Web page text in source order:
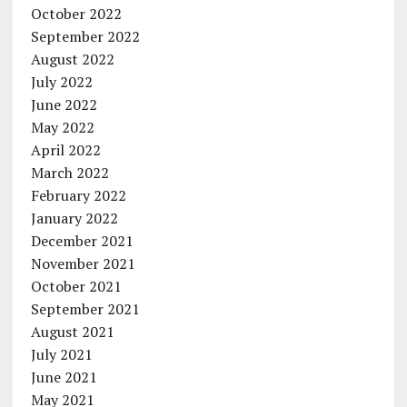
October 2022
September 2022
August 2022
July 2022
June 2022
May 2022
April 2022
March 2022
February 2022
January 2022
December 2021
November 2021
October 2021
September 2021
August 2021
July 2021
June 2021
May 2021